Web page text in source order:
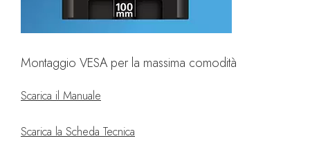
Montaggio VESA per la massima comodità
Scarica il Manuale
Scarica la Scheda Tecnica